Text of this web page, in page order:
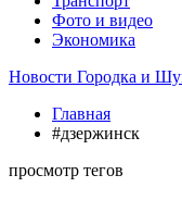
Фото и видео
Экономика
Новости Городка и
Главная
#дзержинск
просмотр тегов